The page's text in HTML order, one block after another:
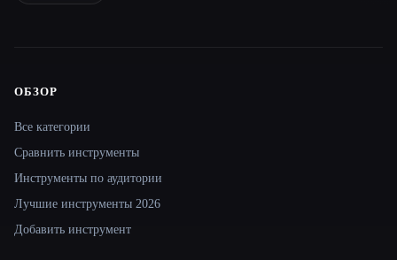
Site navigation
ОБЗОР
Все категории
Сравнить инструменты
Инструменты по аудитории
Лучшие инструменты 2026
Добавить инструмент